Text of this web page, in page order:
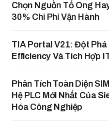
Chọn Nguồn Tổ Ong
30% Chi Phí Vận Hành
TIA Portal V21: Đột
Efficiency Và Tích Hợp
Phân Tích Toàn Diện
Hệ PLC Mới Nhất Của
Hóa Công Nghiệp